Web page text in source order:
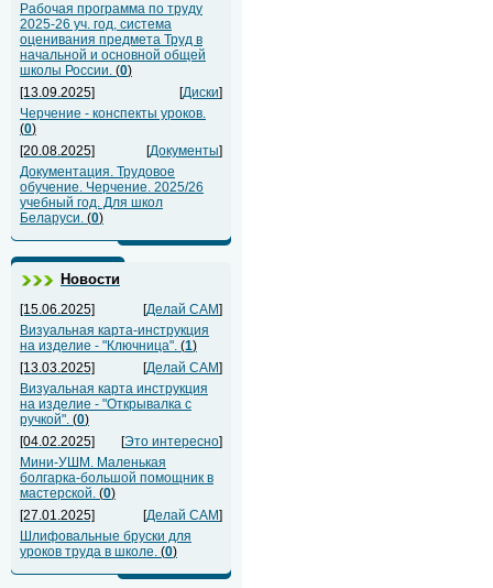
Рабочая программа по труду
2025-26 уч. год, система
оценивания предмета Труд в
начальной и основной общей
школы России. (0)
[13.09.2025]
[Диски]
Черчение - конспекты уроков.
(0)
[20.08.2025]
[Документы]
Документация. Трудовое
обучение. Черчение. 2025/26
учебный год. Для школ
Беларуси. (0)
Новости
[15.06.2025] [Делай САМ]
Визуальная карта-инструкция
на изделие - "Ключница". (1)
[13.03.2025]
[Делай САМ]
Визуальная карта инструкция
на изделие - "Открывалка с
ручкой". (0)
[04.02.2025]
[Это интересно]
Мини-УШМ. Маленькая
болгарка-большой помощник в
мастерской. (0)
[27.01.2025]
[Делай САМ]
Шлифовальные бруски для
уроков труда в школе. (0)